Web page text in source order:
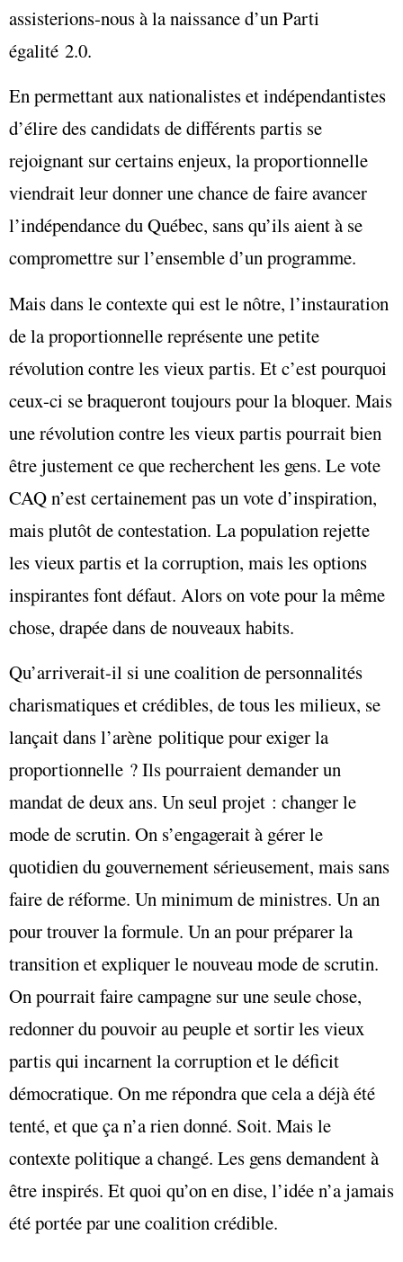
assisterions-nous à la naissance d’un Parti
égalité 2.0.
En permettant aux nationalistes et indépendantistes
d’élire des candidats de différents partis se
rejoignant sur certains enjeux, la proportionnelle
viendrait leur donner une chance de faire avancer
l’indépendance du Québec, sans qu’ils aient à se
compromettre sur l’ensemble d’un programme.
Mais dans le contexte qui est le nôtre, l’instauration
de la proportionnelle représente une petite
révolution contre les vieux partis. Et c’est pourquoi
ceux-ci se braqueront toujours pour la bloquer. Mais
une révolution contre les vieux partis pourrait bien
être justement ce que recherchent les gens. Le vote
CAQ n’est certainement pas un vote d’inspiration,
mais plutôt de contestation. La population rejette
les vieux partis et la corruption, mais les options
inspirantes font défaut. Alors on vote pour la même
chose, drapée dans de nouveaux habits.
Qu’arriverait-il si une coalition de personnalités
charismatiques et crédibles, de tous les milieux, se
lançait dans l’arène politique pour exiger la
proportionnelle ? Ils pourraient demander un
mandat de deux ans. Un seul projet : changer le
mode de scrutin. On s’engagerait à gérer le
quotidien du gouvernement sérieusement, mais sans
faire de réforme. Un minimum de ministres. Un an
pour trouver la formule. Un an pour préparer la
transition et expliquer le nouveau mode de scrutin.
On pourrait faire campagne sur une seule chose,
redonner du pouvoir au peuple et sortir les vieux
partis qui incarnent la corruption et le déficit
démocratique. On me répondra que cela a déjà été
tenté, et que ça n’a rien donné. Soit. Mais le
contexte politique a changé. Les gens demandent à
être inspirés. Et quoi qu’on en dise, l’idée n’a jamais
été portée par une coalition crédible.